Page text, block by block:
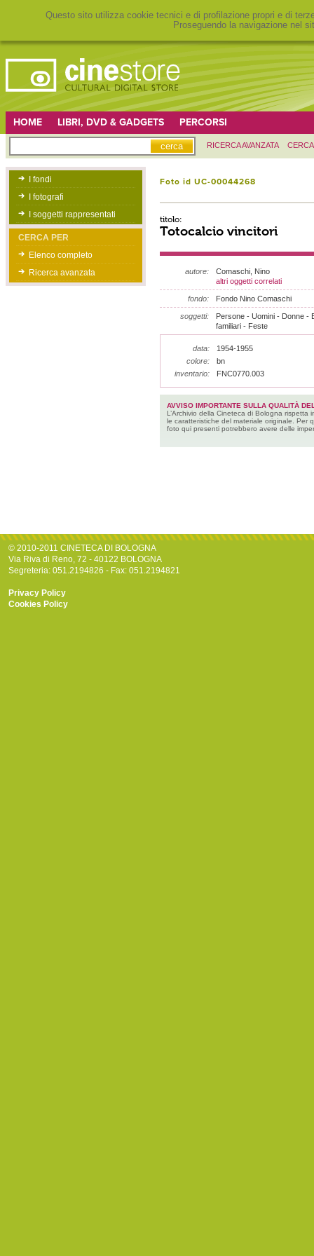
Questo sito utilizza cookie tecnici e di profilazione propri e di
Proseguendo la navigazione nel
HOME LIBRI, DVD & GADGETS PERCORSI
RICERCA AVANZATA
I fondi
I fotografi
I soggetti rappresentati
CERCA PER
Elenco completo
Ricerca avanzata
Foto id UC-00044268
titolo:
Totocalcio vincitori
autore:
Comaschi, Nino
altri oggetti correlati
fondo: Fondo Nino Comaschi
soggetti:
Persone - Uomini - Donne -
familiari - Feste
data:
1954-1955
colore:
bn
inventario:
FNC0770.003
AVVISO IMPORTANTE SULLA QUALITÀ
L’Archivio della Cineteca di Bologna rispetta
le caratteristiche del materiale originale. Per
foto qui presenti potrebbero avere delle
© 2010-2011 CINETECA DI BOLOGNA
Via Riva di Reno, 72 - 40122 BOLOGNA
Segreteria: 051.2194826 - Fax: 051.2194821
Privacy Policy
Cookies Policy